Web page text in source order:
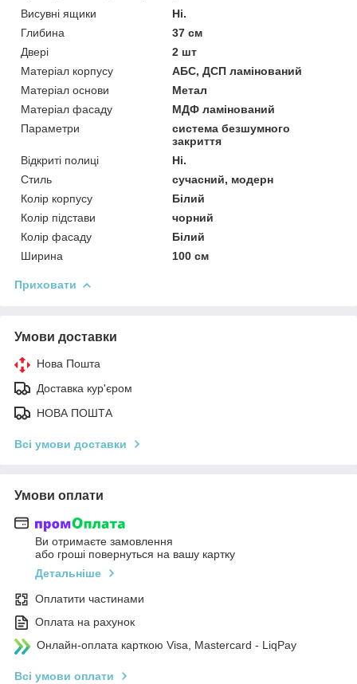
Висувні ящики
Ні.
Глибина
37 см
Двері
2 шт
Матеріал корпусу
АБС, ДСП ламінований
Матеріал основи
Метал
Матеріал фасаду
МДФ ламінований
Параметри
система безшумного
закриття
Відкриті полиці
Ні.
Стиль
сучасний, модерн
Колір корпусу
Білий
Колір підстави
чорний
Колір фасаду
Білий
Ширина
100 см
Приховати
Умови доставки
Нова Пошта
Доставка кур'єром
НОВА ПОШТА
Всі умови доставки
Умови оплати
Ви отримаєте замовлення
або гроші повернуться на вашу картку
Детальніше
Оплатити частинами
Оплата на рахунок
Онлайн-оплата карткою Visa, Mastercard - LiqPay
Всі умови оплати